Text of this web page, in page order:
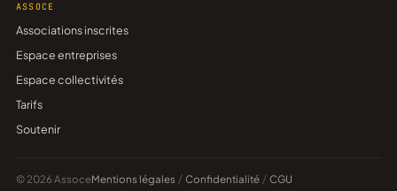
ASSOCE
Associations inscrites
Espace entreprises
Espace collectivités
Tarifs
Soutenir
© 2026 AssoceMentions légales / Confidentialité / CGU